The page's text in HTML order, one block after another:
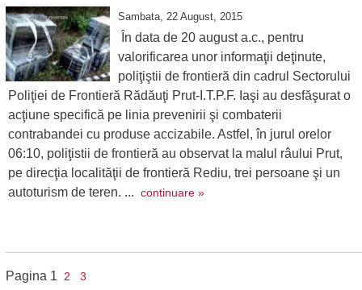
Sambata, 22 August, 2015
În data de 20 august a.c., pentru
valorificarea unor informaţii deţinute,
poliţiştii de frontieră din cadrul Sectorului
Poliţiei de Frontieră Rădăuţi Prut-I.T.P.F. Iaşi au desfăşurat o
acţiune specifică pe linia prevenirii şi combaterii
contrabandei cu produse accizabile. Astfel, în jurul orelor
06:10, poliţistii de frontieră au observat la malul râului Prut,
pe direcţia localităţii de frontieră Rediu, trei persoane şi un
autoturism de teren. ... continuare »
Pagina 1 2 3